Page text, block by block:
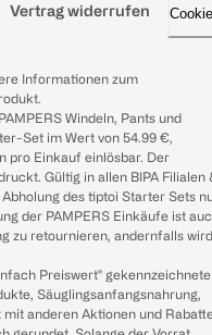
Vertrag widerrufen
Informationen zum
Windeln, Pants und
Set im Wert von 54.99 €,
pro Einkauf einlösbar. Der
Gültig in allen BIPA Filialen
des tiptoi Starter Sets
der PAMPERS Einkäufe ist
zu retournieren, andernfalls wird
Preiswert" gekennzeichnete
Säuglingsanfangsnahrung,
anderen Aktionen und